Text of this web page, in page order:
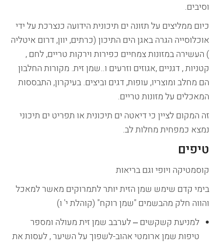
וסיבים.
כיום ממליצים על תזונה ים תיכונית הידועה כנצרכת על ידי
אוכלוסייה הגרה באגן הים התיכון (כרתים, יוון, דרום איטליה
) העשירה במזונות צמחיים כפירות וירקות טריים, לחם ,
קטניות , דגניים ,אגוזים וזרעים ו..שמן זית. מקורות החלבון
הם מחלב ומוצריו, עופות, דגים וביצים. בעיקרון, התבססות
המאכלים על מזונות טריים.
זה המקום לציין כי דיאטה ים תיכונית או תפריט ים תיכוני
נמצא כמפחית מחלות לב.
טיפים
קוסמטיקה ויופי וגם בריאות
בימי קדם שימש שמן הזית יותר לתמרוקים מאשר למאכל
והווה חלק מהבשמים "שמן רוקח" (קוהלת י' ו)
למניעת קשקשים – לערבב שמן זית מעולה ומספר
טיפות שמן ארומטי אהוב-לשפוך על השיער , לעסות את